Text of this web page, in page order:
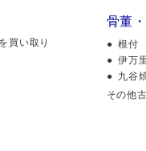
買い取り
骨董
根付
伊万
九谷
その他